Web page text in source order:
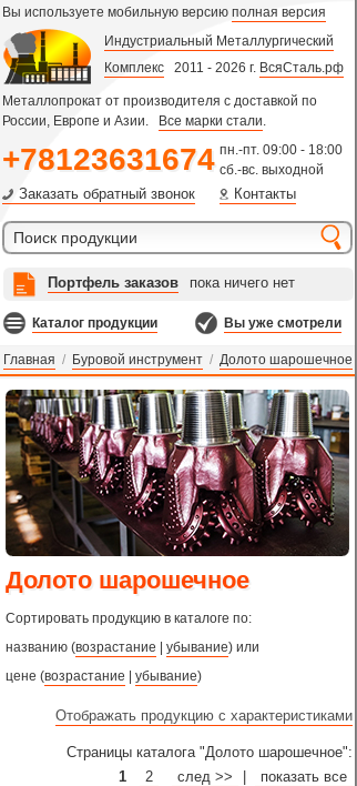
Вы используете мобильную версию полная версия
Индустриальный Металлургический
Комплекс 2011 - 2026 г. ВсяСталь.рф
Металлопрокат от производителя с доставкой по
России, Европе и Азии.
Все марки стали.
+78123631674 пн.-пт. 09:00 - 18:00
сб.-вс. выходной
Заказать обратный звонок Контакты
Портфель заказов пока ничего нет
Каталог продукции Вы уже смотрели
Главная / Буровой инструмент / Долото шарошечное
Долото шарошечное
Сортировать продукцию в каталоге по:
названию (возрастание убывание) или
цене (возрастание убывание)
Отображать продукцию с характеристиками
Страницы каталога "Долото шарошечное":
1
2 след >> показать все